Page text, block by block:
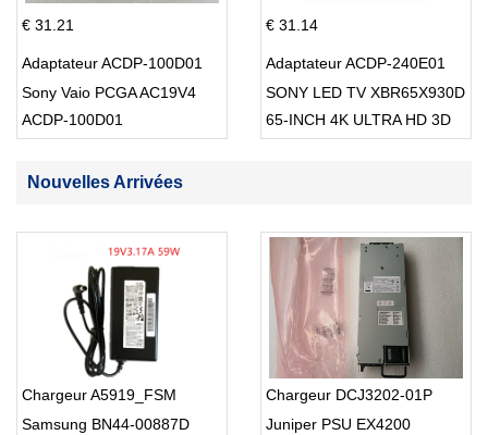
€ 31.21
Adaptateur ACDP-100D01
Sony Vaio PCGA AC19V4
ACDP-100D01
€ 31.14
Adaptateur ACDP-240E01
SONY LED TV XBR65X930D
65-INCH 4K ULTRA HD 3D
Nouvelles Arrivées
Chargeur A5919_FSM
Samsung BN44-00887D
Chargeur DCJ3202-01P
Juniper PSU EX4200